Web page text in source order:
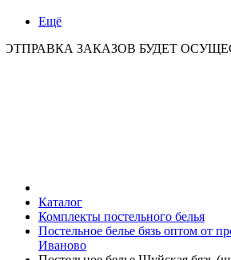
Ещё
ЗАКАЗОВ БУДЕТ
Каталог
Комплекты постельного белья
Постельное белье бязь оптом от
Иваново